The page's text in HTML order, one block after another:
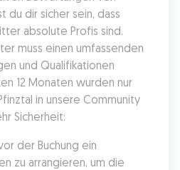
du dir sicher sein, dass
absolute Profis sind.
muss einen umfassenden
und Qualifikationen
12 Monaten wurden nur
in unsere Community
Sicherheit:
der Buchung ein
zu arrangieren, um die